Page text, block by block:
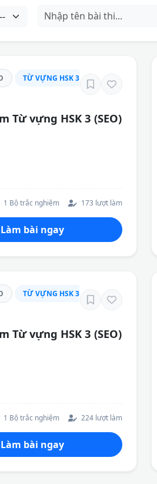
TỪ VỰNG HSK 3
Từ vựng HSK 3 (SEO)
1 Bộ trắc nghiệm 173 lượt làm
Làm bài ngay
TỪ VỰNG HSK 3
Từ vựng HSK 3 (SEO)
1 Bộ trắc nghiệm 224 lượt làm
Làm bài ngay